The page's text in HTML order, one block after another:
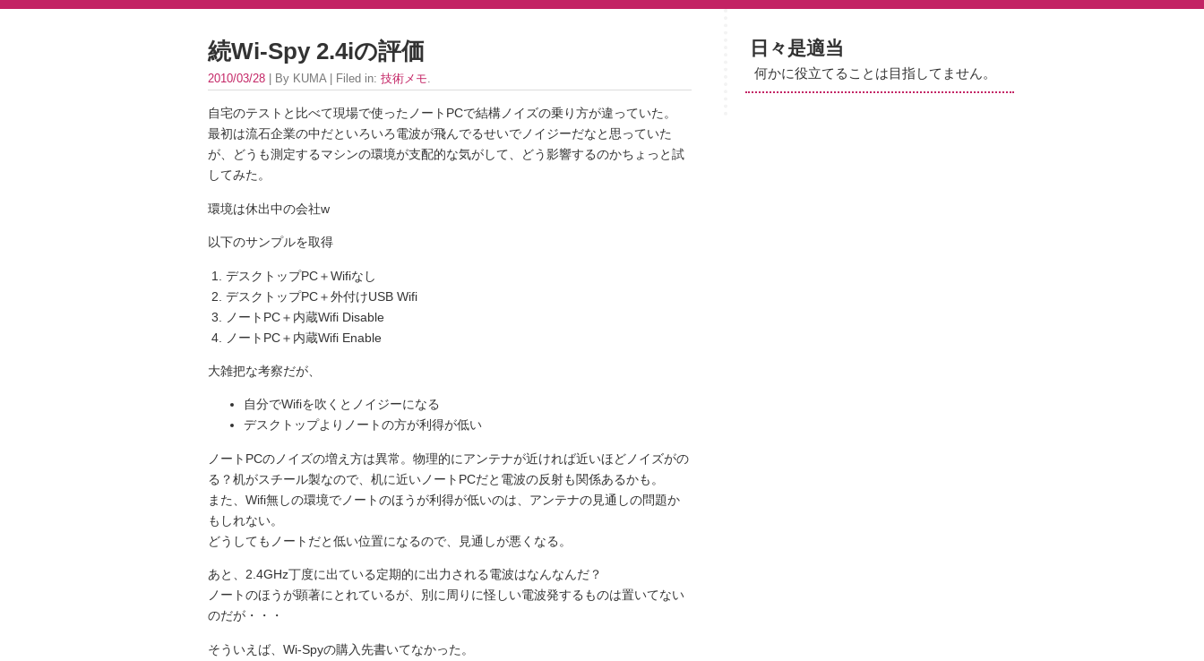
続Wi-Spy 2.4iの評価
2010/03/28 | By KUMA | Filed in: 技術メモ.
自宅のテストと比べて現場で使ったノートPCで結構ノイズの乗り方が違っていた。
最初は流石企業の中だといろいろ電波が飛んでるせいでノイジーだなと思っていた
が、どうも測定するマシンの環境が支配的な気がして、どう影響するのかちょっと試
してみた。
環境は休出中の会社w
以下のサンプルを取得
デスクトップPC＋Wifiなし
デスクトップPC＋外付けUSB Wifi
ノートPC＋内蔵Wifi Disable
ノートPC＋内蔵Wifi Enable
大雑把な考察だが、
自分でWifiを吹くとノイジーになる
デスクトップよりノートの方が利得が低い
ノートPCのノイズの増え方は異常。物理的にアンテナが近ければ近いほどノイズがの
る？机がスチール製なので、机に近いノートPCだと電波の反射も関係あるかも。
また、Wifi無しの環境でノートのほうが利得が低いのは、アンテナの見通しの問題か
もしれない。
どうしてもノートだと低い位置になるので、見通しが悪くなる。
あと、2.4GHz丁度に出ている定期的に出力される電波はなんなんだ？
ノートのほうが顕著にとれているが、別に周りに怪しい電波発するものは置いてない
のだが・・・
そういえば、Wi-Spyの購入先書いてなかった。
日々是適当
何かに役立てることは目指してません。